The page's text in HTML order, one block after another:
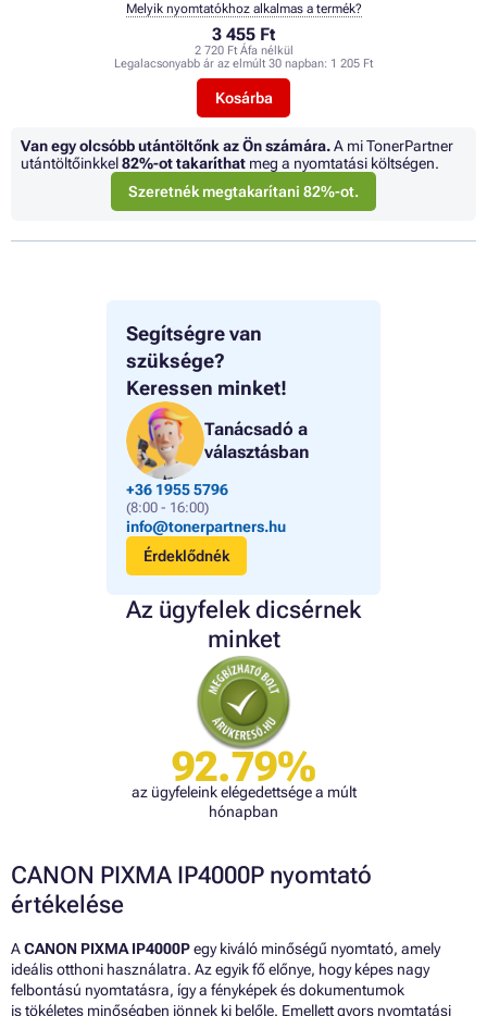
Segítségre van
szüksége?
Keressen minket!
Tanácsadó a
választásban
+36 1955 5796
(8:00 - 16:00)
info@tonerpartners.hu
Érdeklődnék
Az ügyfelek dicsérnek
minket
92.79%
az ügyfeleink elégedettsége a múlt
hónapban
3 455 Ft
2 720 Ft Áfa nélkül
Legalacsonyabb ár az elmúlt 30 napban: 1 205 Ft
Kosárba
Melyik nyomtatókhoz alkalmas a termék?
Van egy olcsóbb utántöltőnk az Ön számára.A mi TonerPartner
utántöltőinkkel82%-ot takaríthat meg a nyomtatási költségen.
Szeretnék megtakarítani 82%-ot.
CANON PIXMA IP4000P nyomtató
értékelése
ACANON PIXMA IP4000Pegy kiváló minőségű nyomtató, amely
ideális otthoni használatra. Az egyik fő előnye, hogy képes nagy
felbontású nyomtatásra, így a fényképek és dokumentumok
is tökéletes minőségben jönnek ki belőle. Emellett gyors nyomtatási